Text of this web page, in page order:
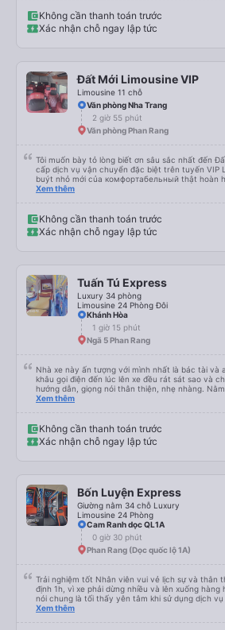
chúng tôi đến nơi sớm hơn một giờ so với thời
Không cần thanh toán trước
Xác nhận chỗ ngay lập tức
Đất Mới Limousine VIP
Limousine 11 chỗ
Văn phòng Nha Trang
2 giờ 55 phút
Văn phòng Phan Rang
Tôi muốn bày tỏ lòng biết ơn sâu sắc nhất đến
cấp dịch vụ vận chuyển đặc biệt trên tuyến VIP
buýt nhỏ mới của комфортабельный thật hoàn
chuyên nghiệp mà còn lịch sự và chu đáo. Tôi
kiếm trải nghiệm du lịch đáng tin cậy và thoải
cho chuyến đi của tôi trở nên dễ chịu!
Xem thêm
Không cần thanh toán trước
Xác nhận chỗ ngay lập tức
Tuấn Tú Express
Luxury 34 phòng
Limousine 24 Phòng Đôi
Khánh Hòa
1 giờ 15 phút
Ngã 5 Phan Rang
Nhà xe này ấn tượng với mình nhất là bác tài và
khâu gọi điện đến lúc lên xe đều rát sát sao và
hướng dẫn, giọng nói thân thiện, nhẹ nhàng. Nằm trên xe cũng khá thoải
mái, chăn nệm nước suối đầy đủ. Chuyến xe của
nhưng các anh hướng dẫn mình xuống ở đây
( vì đây là địa bàn của thế lực xe ôm ngầm, dân chơi cỏ
mình được chở xuống Ngã 3 thành , nơi sáng sủa an toàn
Xem thêm
Không cần thanh toán trước
Xác nhận chỗ ngay lập tức
Bốn Luyện Express
Giường nằm 34 chỗ Luxury
Limousine 24 Phòng
Cam Ranh dọc QL1A
0 giờ 30 phút
Phan Rang (Dọc quốc lộ 1A)
Trải nghiệm tốt Nhân viên vui vẻ lịch sự và thân
định 1h, vì xe phải dừng nhiều và lên xuống hàng
nói chung là tối thấy yên tâm khi sử dụng dịch vụ
hộ và giới thiệu cho người thân sử dụng dịch vụ
Xem thêm